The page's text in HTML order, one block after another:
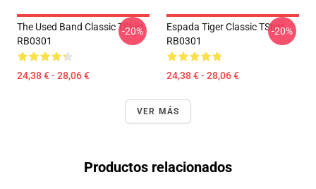
The Used Band Classic TShirt
RB0301
24,38 € - 28,06 €
-20%
Espada Tiger Classic TShirt
RB0301
24,38 € - 28,06 €
-20%
VER MÁS
Productos relacionados